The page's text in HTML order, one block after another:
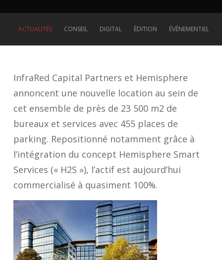
ACTUALITÉS CONSEIL DIGITAL ÉDITION ÉVÉNEMENTIEL
InfraRed Capital Partners et Hemisphere
annoncent une nouvelle location au sein de
cet ensemble de près de 23 500 m2 de
bureaux et services avec 455 places de
parking. Repositionné notamment grâce à
l’intégration du concept Hemisphere Smart
Services (« H2S »), l’actif est aujourd’hui
commercialisé à quasiment 100%.